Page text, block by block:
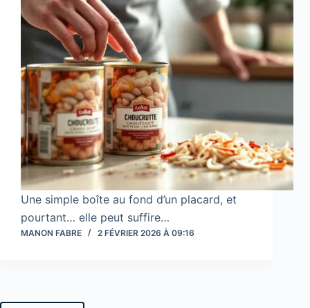
Une simple boîte au fond d’un placard, et
pourtant… elle peut suffire…
MANON FABRE 2 FÉVRIER 2026 À 09:16